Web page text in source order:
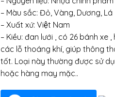
– Màu sắc: Đỏ, Vàng, Dương, Lá
– Xuất xứ: Việt Nam
– Kiều: đan lưới , có 26 bánh xe
các lỗ thoáng khí, giúp thông
tốt. Loại này thường được sử
hoặc hàng may mặc..